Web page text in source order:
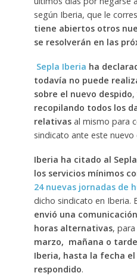
según Iberia, que le
tiene abiertos otros
se resolverán en las
Sepla Iberia ha
todavía no puede
sobre el nuevo despido,
recopilando todos los
relativasal mismo para
sindicato ante este
Iberia ha citado al Sepla
los servicios mínimos
24 nuevas jornadas de
dicho sindicato en Iberia.
envió una
horas alternativas, para
marzo, mañana o tarde
Iberia, hasta la fecha
respondido.